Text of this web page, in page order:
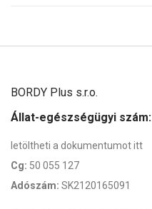
BORDY Plus s.r.o.
Állat-egészségügyi szám:
letöltheti a dokumentumot itt
Cg: 50 055 127
Adószám: SK2120165091